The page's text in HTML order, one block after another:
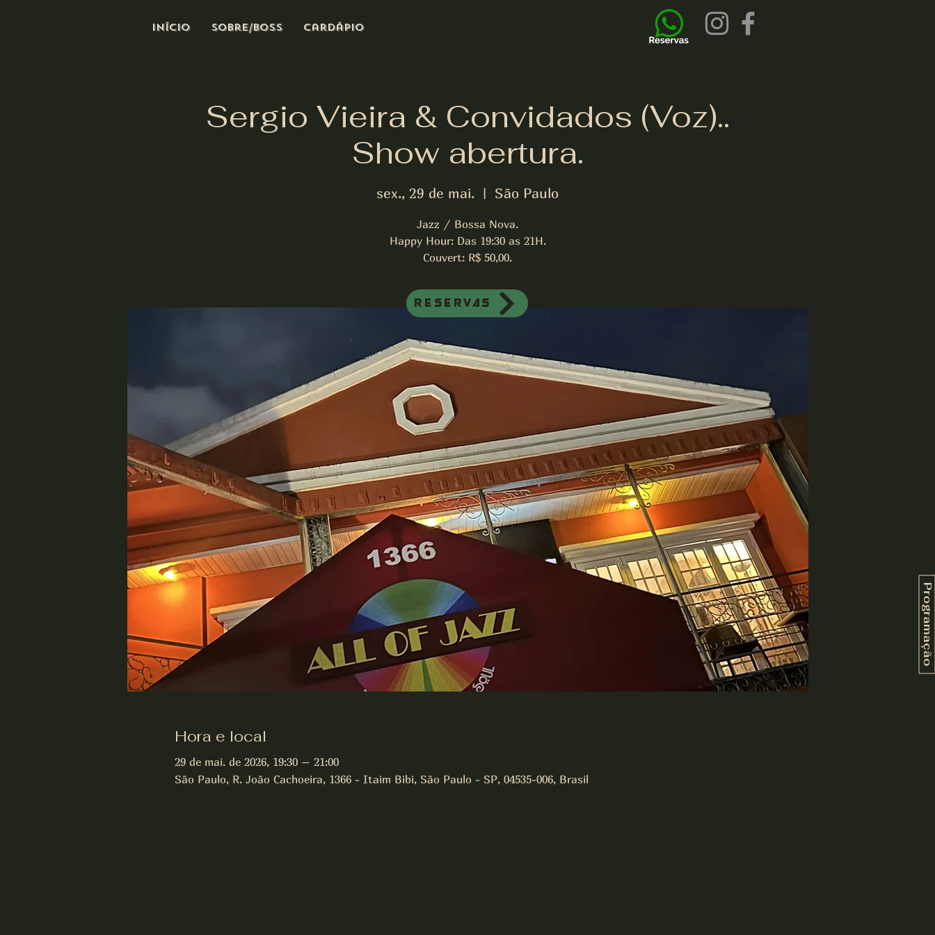
Início Sobre/Boss Cardápio
Programação
Sergio Vieira & Convidados (Voz)..
Show abertura.
sex., 29 de mai.
  |
São Paulo
Jazz / Bossa Nova.
Happy Hour: Das 19:30 as 21H.
Couvert: R$ 50,00.
Hora e local
29 de mai. de 2026, 19:30 – 21:00
São Paulo, R. João Cachoeira, 1366 - Itaim Bibi, São Paulo - SP, 04535-006, Brasil
Reservas